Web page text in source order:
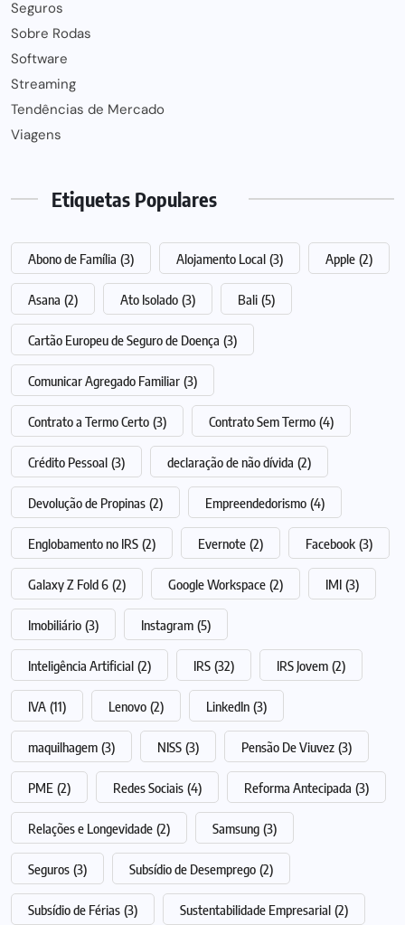
Seguros
Sobre Rodas
Software
Streaming
Tendências de Mercado
Viagens
Etiquetas Populares
Abono de Família (3) Alojamento Local (3) Apple (2)
Asana (2) Ato Isolado (3) Bali (5)
Cartão Europeu de Seguro de Doença (3)
Comunicar Agregado Familiar (3)
Contrato a Termo Certo (3) Contrato Sem Termo (4)
Crédito Pessoal (3) declaração de não dívida (2)
Devolução de Propinas (2) Empreendedorismo (4)
Englobamento no IRS (2) Evernote (2) Facebook (3)
Galaxy Z Fold 6 (2) Google Workspace (2) IMI (3)
Imobiliário (3) Instagram (5)
Inteligência Artificial (2) IRS (32) IRS Jovem (2)
IVA (11) Lenovo (2) LinkedIn (3)
maquilhagem (3) NISS (3) Pensão De Viuvez (3)
PME (2) Redes Sociais (4) Reforma Antecipada (3)
Relações e Longevidade (2) Samsung (3)
Seguros (3) Subsídio de Desemprego (2)
Subsídio de Férias (3) Sustentabilidade Empresarial (2)